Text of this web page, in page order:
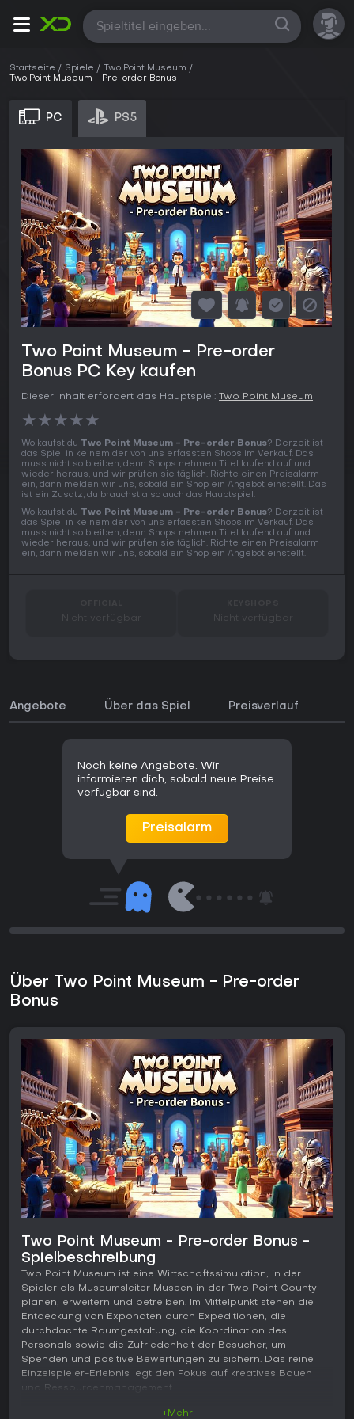
Alle
Startseite Spiele
Two Point Museum
Two Point Museum - Pre-order Bonus
PC PS5
Two Point Museum - Pre-order
Bonus PC Key kaufen
Dieser Inhalt erfordert das Hauptspiel: Two Point Museum
★★★★★
Wo kaufst du Two Point Museum - Pre-order Bonus? Derzeit ist
das Spiel in keinem der von uns erfassten Shops im Verkauf. Das
muss nicht so bleiben, denn Shops nehmen Titel laufend auf und
wieder heraus, und wir prüfen sie täglich. Richte einen Preisalarm
ein, dann melden wir uns, sobald ein Shop ein Angebot einstellt. Das
ist ein Zusatz, du brauchst also auch das Hauptspiel.
Wo kaufst du Two Point Museum - Pre-order Bonus? Derzeit ist
das Spiel in keinem der von uns erfassten Shops im Verkauf. Das
muss nicht so bleiben, denn Shops nehmen Titel laufend auf und
wieder heraus, und wir prüfen sie täglich. Richte einen Preisalarm
ein, dann melden wir uns, sobald ein Shop ein Angebot einstellt.
Nicht verfügbar Nicht verfügbar
Angebote Über das Spiel Preisverlauf
Noch keine Angebote. Wir
informieren dich, sobald neue Preise
verfügbar sind.
Preisalarm
Über Two Point Museum - Pre-order
Bonus
Two Point Museum - Pre-order Bonus -
Spielbeschreibung
Two Point Museum ist eine Wirtschaftssimulation, in der
Spieler als Museumsleiter Museen in der Two Point County
planen, erweitern und betreiben. Im Mittelpunkt stehen die
Entdeckung von Exponaten durch Expeditionen, die
durchdachte Raumgestaltung, die Koordination des
Personals sowie die Zufriedenheit der Besucher, um
Spenden und positive Bewertungen zu sichern. Das reine
Einzelspieler-Erlebnis legt den Fokus auf kreatives Bauen
und Ressourcenmanagement.
+Mehr